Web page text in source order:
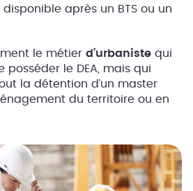
après un BTS ou un
le métier d’urbaniste qui
posséder le DEA, mais qui
la détention d’un master
du territoire ou en